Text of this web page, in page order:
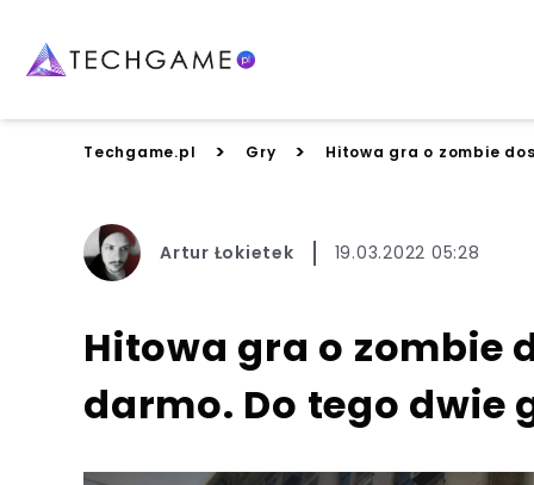
Techgame.pl > Gry > Hitowa gra o zombie
Artur Łokietek 19.03.2022 05:28
Hitowa gra o zombie
darmo. Do tego dwie